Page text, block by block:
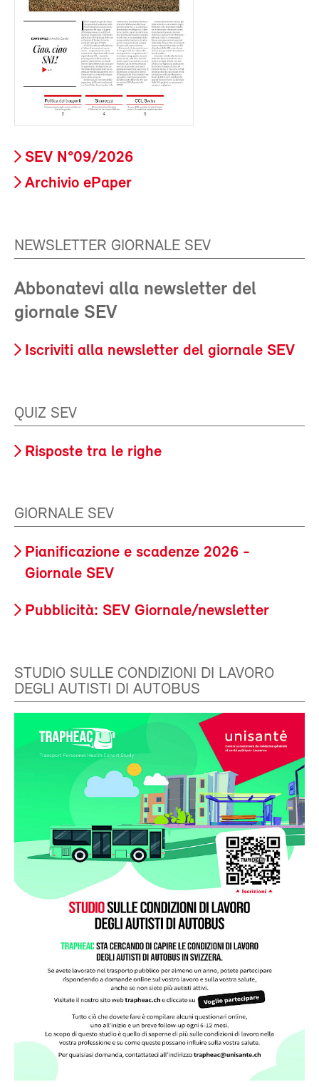
SEV N°09/2026
Archivio ePaper
NEWSLETTER GIORNALE SEV
Abbonatevi alla newsletter del
giornale SEV
Iscriviti alla newsletter del giornale SEV
QUIZ SEV
Risposte tra le righe
GIORNALE SEV
Pianificazione e scadenze 2026 -
Giornale SEV
Pubblicità: SEV Giornale/newsletter
STUDIO SULLE CONDIZIONI DI LAVORO
DEGLI AUTISTI DI AUTOBUS